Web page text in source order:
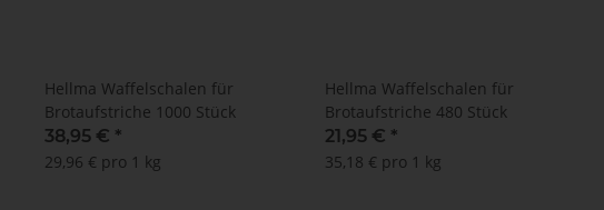
Hellma Waffelschalen für
Brotaufstriche 1000 Stück
38,95 € *
29,96 € pro 1 kg
Hellma Waffelschalen für
Brotaufstriche 480 Stück
21,95 € *
35,18 € pro 1 kg